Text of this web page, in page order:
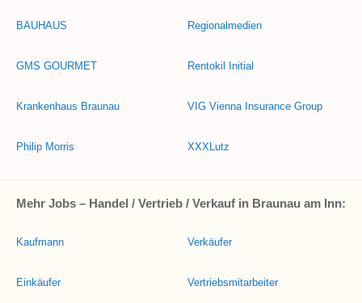
BAUHAUS
GMS GOURMET
Krankenhaus Braunau
Philip Morris
Regionalmedien
Rentokil Initial
VIG Vienna Insurance Group
XXXLutz
Mehr Jobs – Handel / Vertrieb / Verkauf in Braunau am Inn:
Kaufmann
Einkäufer
Verkäufer
Vertriebsmitarbeiter